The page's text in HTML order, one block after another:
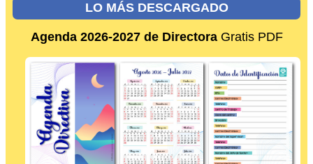
LO MÁS DESCARGADO
Agenda 2026-2027 de DirectoraGratis PDF